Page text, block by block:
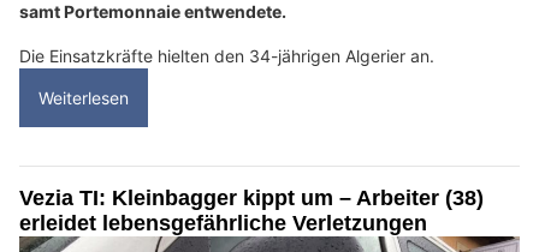
samt Portemonnaie entwendete.
Die Einsatzkräfte hielten den 34-jährigen Algerier an.
Weiterlesen
Vezia TI: Kleinbagger kippt um – Arbeiter (38)
erleidet lebensgefährliche Verletzungen